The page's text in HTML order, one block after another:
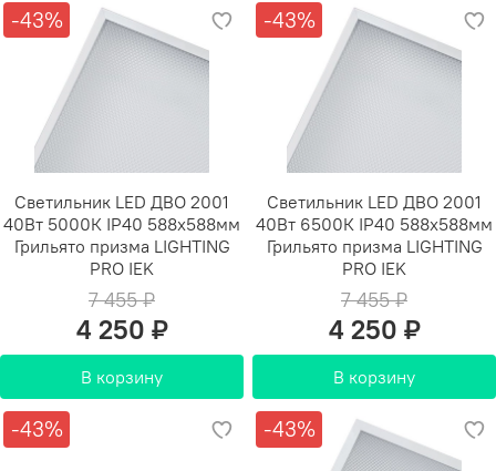
-43%
Светильник LED ДВО 2001
40Вт 5000К IP40 588х588мм
Грильято призма LIGHTING
PRO IEK
7 455 ₽
4 250 ₽
В корзину
-43%
Светильник LED ДВО 2001
40Вт 6500К IP40 588х588мм
Грильято призма LIGHTING
PRO IEK
7 455 ₽
4 250 ₽
В корзину
-43% -43%